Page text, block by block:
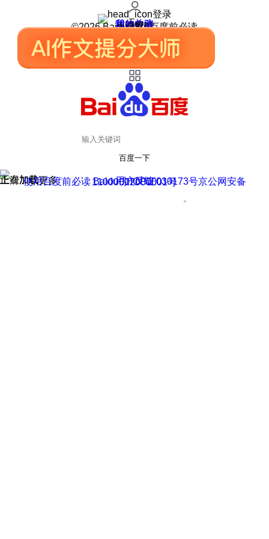
登录
我的关注
我的收藏
皮肤中心
用户反馈
设置
©2026 Baidu 使用百度前必读
百度一下
正在加载
上滑加载更多 用户反馈
使用百度前必读 Baidu 京ICP证030173号
京公网安备11000002000001号